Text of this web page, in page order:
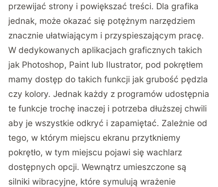
przewijać strony i powiększać treści. Dla grafika
jednak, może okazać się potężnym narzędziem
znacznie ułatwiającym i przyspieszającym pracę.
W dedykowanych aplikacjach graficznych takich
jak Photoshop, Paint lub Ilustrator, pod pokrętłem
mamy dostęp do takich funkcji jak grubość pędzla
czy kolory. Jednak każdy z programów udostępnia
te funkcje trochę inaczej i potrzeba dłuższej chwili
aby je wszystkie odkryć i zapamiętać. Zależnie od
tego, w którym miejscu ekranu przytkniemy
pokrętło, w tym miejscu pojawi się wachlarz
dostępnych opcji. Wewnątrz umieszczone są
silniki wibracyjne, które symulują wrażenie